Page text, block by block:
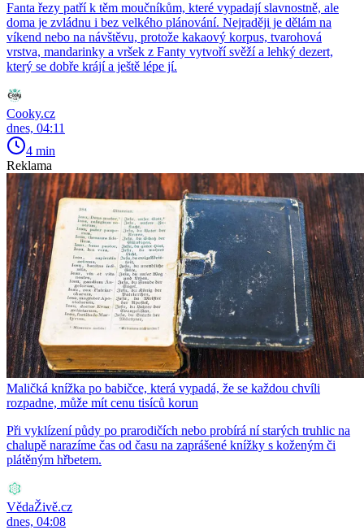
Fanta řezy patří k těm moučníkům, které vypadají slavnostně, ale
doma je zvládnu i bez velkého plánování. Nejraději je dělám na
víkend nebo na návštěvu, protože kakaový korpus, tvarohová
vrstva, mandarinky a vršek z Fanty vytvoří svěží a lehký dezert,
který se dobře krájí a ještě lépe jí.
Cooky.cz
dnes, 04:11
4 min
Reklama
Maličká knížka po babičce, která vypadá, že se každou chvíli
rozpadne, může mít cenu tisíců korun
Při vyklízení půdy po prarodičích nebo probírá ní starých truhlic na
chalupě narazíme čas od času na zaprášené knížky s koženým či
plátěným hřbetem.
VědaŽivě.cz
dnes, 04:08